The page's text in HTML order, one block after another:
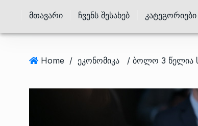
Მთავარი Ჩვენს Შესახებ Კატეგორიები
Home / ეკონომიკა